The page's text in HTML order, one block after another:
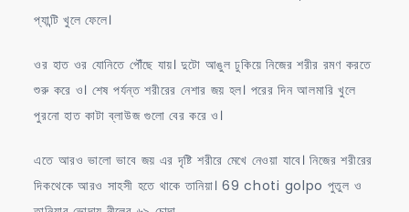
প্যান্টি খুলে ফেলে।
ওর হাত ওর যোনিতে পৌঁছে যায়। দুটো আঙুল ঢুকিয়ে নিজের শরীর রমণ করতে
শুরু করে ও। শেষ পর্যন্ত শরীরের নেশার জয় হল। পরের দিন আলমারি খুলে
পুরনো হাত কাটা ব্লাউজ গুলো বের করে ও।
এতে আরও ভালো ভাবে জয় এর দৃষ্টি শরীরে মেখে নেওয়া যাবে। নিজের শরীরের
দিকথেকে আরও সাহসী হতে থাকে তানিয়া। 69 choti golpo পুতুল ও